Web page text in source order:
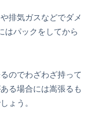
排気ガスなどでダメ
はパックをしてから
のでわざわざ持って
る場合には嵩張るも
ょう。